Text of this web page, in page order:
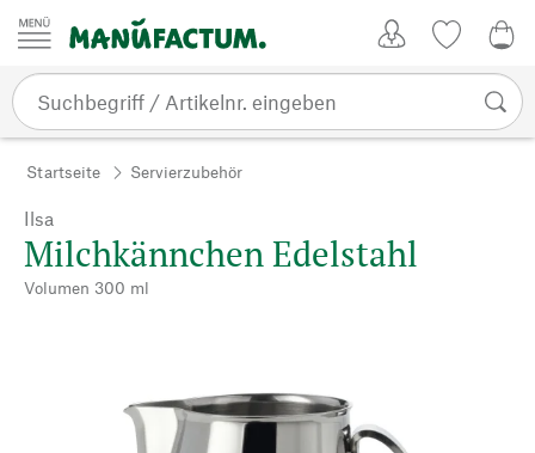
Zum Inhalt springen
Startseite Servierzubehör
Ilsa
Milchkännchen Edelstahl
Volumen 300 ml